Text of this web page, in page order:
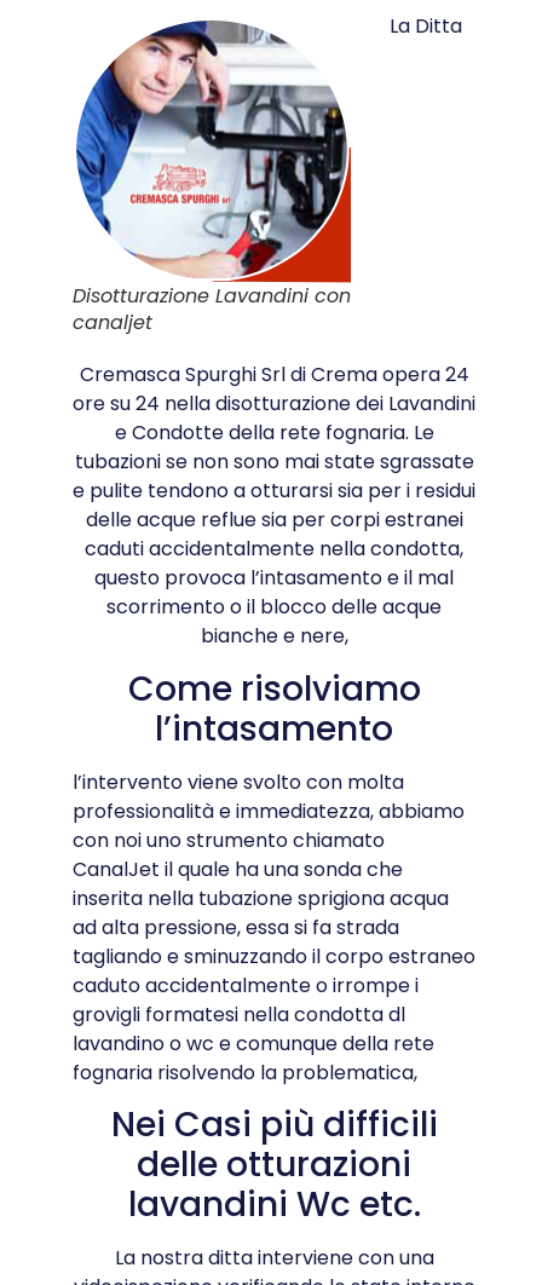
Disotturazione Lavandini con
canaljet
La Ditta
Cremasca Spurghi Srl di Crema opera 24
ore su 24 nella disotturazione dei Lavandini
e Condotte della rete fognaria. Le
tubazioni se non sono mai state sgrassate
e pulite tendono a otturarsi sia per i residui
delle acque reflue sia per corpi estranei
caduti accidentalmente nella condotta,
questo provoca l’intasamento e il mal
scorrimento o il blocco delle acque
bianche e nere,
Come risolviamo
l’intasamento
l’intervento viene svolto con molta
professionalità e immediatezza, abbiamo
con noi uno strumento chiamato
CanalJet il quale ha una sonda che
inserita nella tubazione sprigiona acqua
ad alta pressione, essa si fa strada
tagliando e sminuzzando il corpo estraneo
caduto accidentalmente o irrompe i
grovigli formatesi nella condotta dl
lavandino o wc e comunque della rete
fognaria risolvendo la problematica,
Nei Casi più difficili
delle otturazioni
lavandini Wc etc.
La nostra ditta interviene con una